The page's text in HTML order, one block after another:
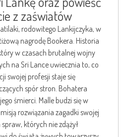
z zaświatów
rodowitego Lankijczyka, w
nagrodę Bookera. Historia
w czasach brutalnej wojny
na Sri Lance uwiecznia to, co
swojej profesji staje się
spór stron. Bohatera
śmierci. Malle budzi się w
rozwiązania zagadki swojej
których nie zdążył